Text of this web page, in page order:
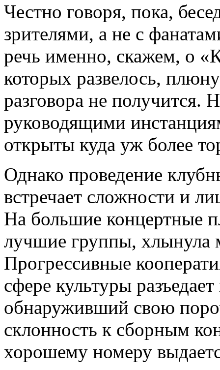
Честно говоря, пока,
зрителями, а не с
речь именно, скажем, о
которых развелось,
разговора не получится.
руководящими
открыты куда уж более
Однако проведение
встречает сложности и
На большие концертные
лучшие группы, хлынула
Прогрессивные
сфере культуры
обнаруживший свою
склонность к сборным
хорошему номеру